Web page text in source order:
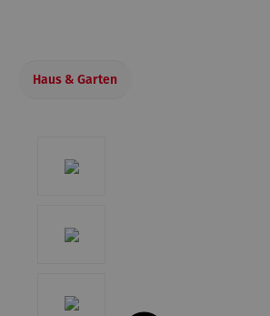
Haus & Garten